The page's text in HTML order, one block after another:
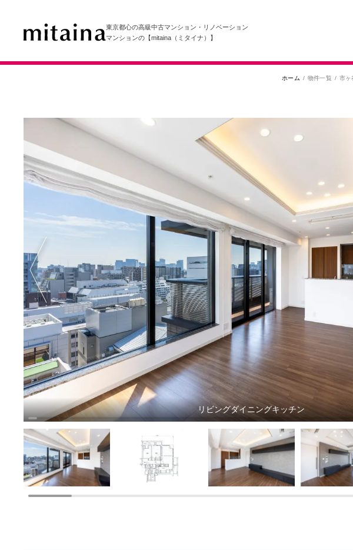
東京都心の高級中古マンション・リノベーション
マンションの【mitaina（ミタイナ）】
ホーム 物件一覧 市ヶ
リビングダイニングキッチン